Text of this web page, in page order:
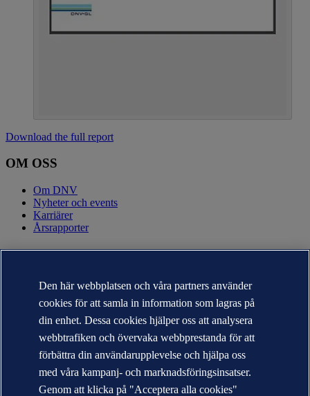
Download the full report
OM OSS
Om DNV
Nyheter och events
Karriärer
Årsrapporter
KONTAKT
Kontakta DNV
Hitta närmaste kontor
Kontakter för media
Veracity.com
Sekretesspolicy
Användarvillkor
Copyright © DNV AS 2026
Cookie information
Den här webbplatsen och våra partners använder
cookies för att samla in information som lagras på
din enhet. Dessa cookies hjälper oss att analysera
webbtrafiken och övervaka webbprestanda för att
förbättra din användarupplevelse och hjälpa oss
med våra kampanj- och marknadsföringsinsatser.
Genom att klicka på "Acceptera alla cookies"